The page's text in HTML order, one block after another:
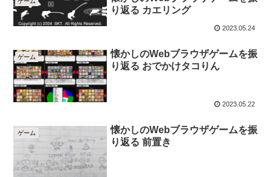
り返る カエリング
2023.05.24
ゲーム
懐かしのWebブラウザゲームを振
り返る おでかけタコりん
2023.05.22
ゲーム
懐かしのWebブラウザゲームを振
り返る 前置き